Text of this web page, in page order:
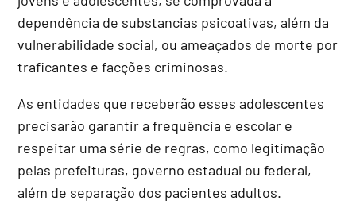
dependência de substancias psicoativas, além da
vulnerabilidade social, ou ameaçados de morte por
traficantes e facções criminosas.
As entidades que receberão esses adolescentes
precisarão garantir a frequência e escolar e
respeitar uma série de regras, como legitimação
pelas prefeituras, governo estadual ou federal,
além de separação dos pacientes adultos.